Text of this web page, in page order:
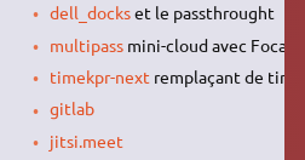
dell_dockset le passthrought
multipassmini-cloud avec Focal
timekpr-next remplaçant de
gitlab
jitsi.meet